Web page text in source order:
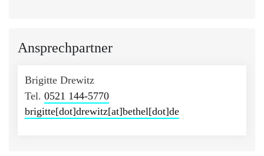
Ansprechpartner
Brigitte Drewitz
Tel. 0521 144-5770
brigitte[dot]drewitz[at]bethel[dot]de